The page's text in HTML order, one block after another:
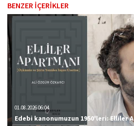
BENZER İÇERİKLER
01.08.2026 06:04
Edebi kanonumuzun 1950'leri: Elliler